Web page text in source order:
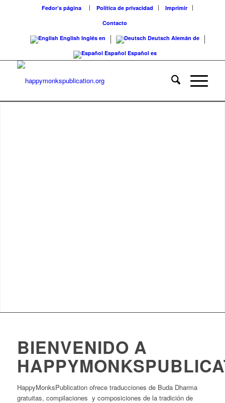
Fedor’s página Política de privacidad
Imprimir
Contacto
English Inglés en Deutsch Alemán de
Español Español es
BIENVENIDO A
HappyMonksPublication ofrece traducciones de Buda Dharma
gratuitas, compilaciones y composiciones de la tradición de